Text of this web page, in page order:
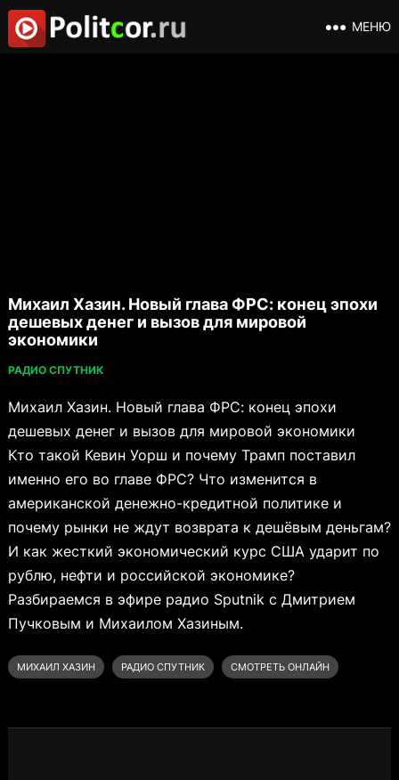
МЕНЮ
Михаил Хазин. Новый глава ФРС: конец эпохи
дешевых денег и вызов для мировой
экономики
РАДИО СПУТНИК
Михаил Хазин. Новый глава ФРС: конец эпохи
дешевых денег и вызов для мировой экономики
Кто такой Кевин Уорш и почему Трамп поставил
именно его во главе ФРС? Что изменится в
американской денежно-кредитной политике и
почему рынки не ждут возврата к дешёвым деньгам?
И как жесткий экономический курс США ударит по
рублю, нефти и российской экономике?
Разбираемся в эфире радио Sputnik с Дмитрием
Пучковым и Михаилом Хазиным.
МИХАИЛ ХАЗИН РАДИО СПУТНИК СМОТРЕТЬ ОНЛАЙН